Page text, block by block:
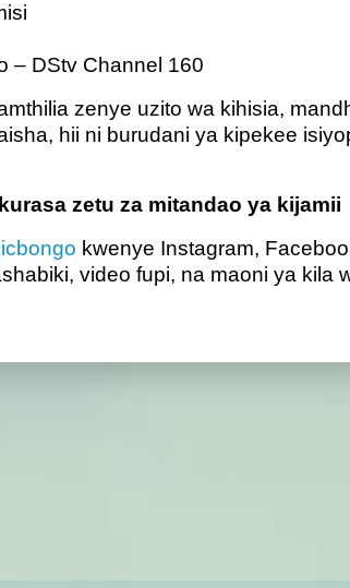
– DStv Channel 160
zenye uzito wa kihisia,
hii ni burudani ya kipekee
zetu za mitandao ya kijamii
kwenye Instagram,
video fupi, na maoni ya kila